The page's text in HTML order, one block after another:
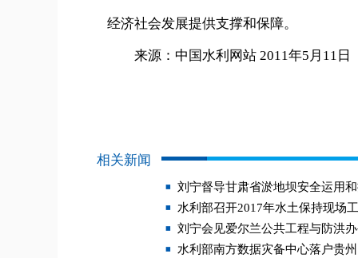
经济社会发展提供支撑和保障。
来源：中国水利网站 2011年5月11日
相关新闻
刘宁督导甘肃省淤地坝安全运用
水利部召开2017年水土保持现场
刘宁会见爱尔兰公共工程与防洪
水利部南方数据灾备中心落户贵州